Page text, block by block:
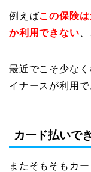
例えばこの保険
か利用できない
最近でこそ少な
イナースが利用
カード払いで
またそもそもカ